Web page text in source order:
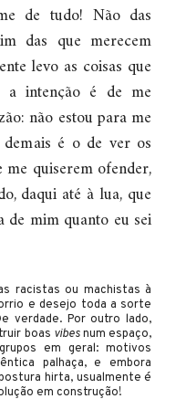
de tudo! Não das
das que merecem
levo as coisas que
a intenção é de me
não estou para me
é o de ver os
me quiserem ofender,
daqui até à lua, que
de mim quanto eu sei
racistas ou machistas à
e desejo toda a sorte
verdade. Por outro lado,
boas vibesnum espaço,
em geral: motivos
palhaça, e embora
hirta, usualmente é
em construção!